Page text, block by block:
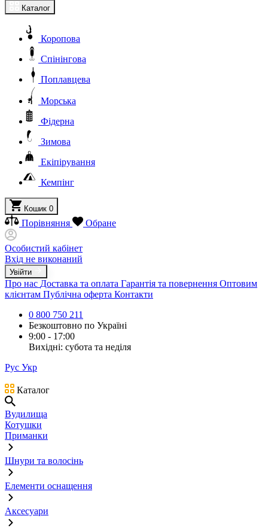
Каталог
Коропова
Спінінгова
Поплавцева
Морська
Фідерна
Зимова
Екіпірування
Кемпінг
Кошик 0
Порівняння Обране
Особистий кабінет
Вхід не виконаний
Увійти
Про нас Доставка та оплата Гарантія та повернення Оптовим
клієнтам Публічна оферта Контакти
0 800 750 211
Безкоштовно по Україні
9:00 - 17:00
Вихідні: субота та неділя
Рус Укр
Каталог
Вудилища
Котушки
Приманки
Шнури та волосінь
Елементи оснащення
Аксесуари